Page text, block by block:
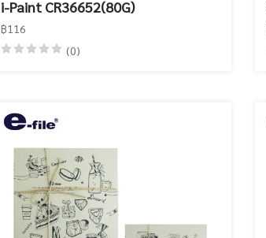
i-Paint CR36652(80G)
฿116
(0)